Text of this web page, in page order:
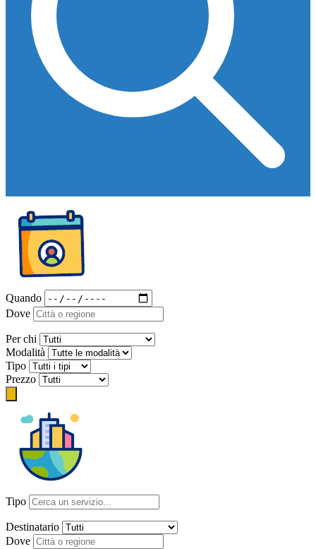
Quando
Dove
Per chi
Modalità
Tipo
Prezzo
Tipo
Destinatario
Dove